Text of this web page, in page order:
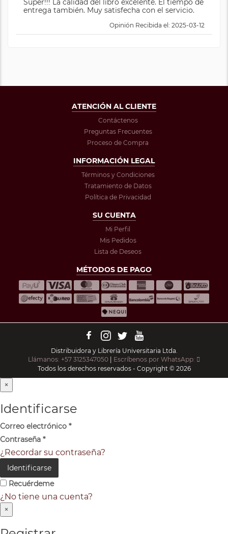
Súper!!! La calidad del libro excelente. El tiempo de
entrega también. Muy satisfecha con el servicio.
Opinión Recibida el: 2025-03-12
ATENCIÓN AL CLIENTE
Contáctenos
Preguntas Frecuentes
Proceso de Compra
INFORMACIÓN LEGAL
Términos y Condiciones
Tratamiento de Datos
Política de Privacidad
SU CUENTA
Mi Perfil
Mis Pedidos
Lista de Deseos
MÉTODOS DE PAGO
Distribuidora y Librería Universitaria Ltda.
Llámanos: +57 3125347050
Escríbenos por WhatsApp:
Todos los derechos reservados - Copyright © 2026
×
Identificarse
Correo electrónico *
Contraseña *
¿Recordar su contraseña?
Identificarse
Recuérdeme
¿No tiene una cuenta?
×